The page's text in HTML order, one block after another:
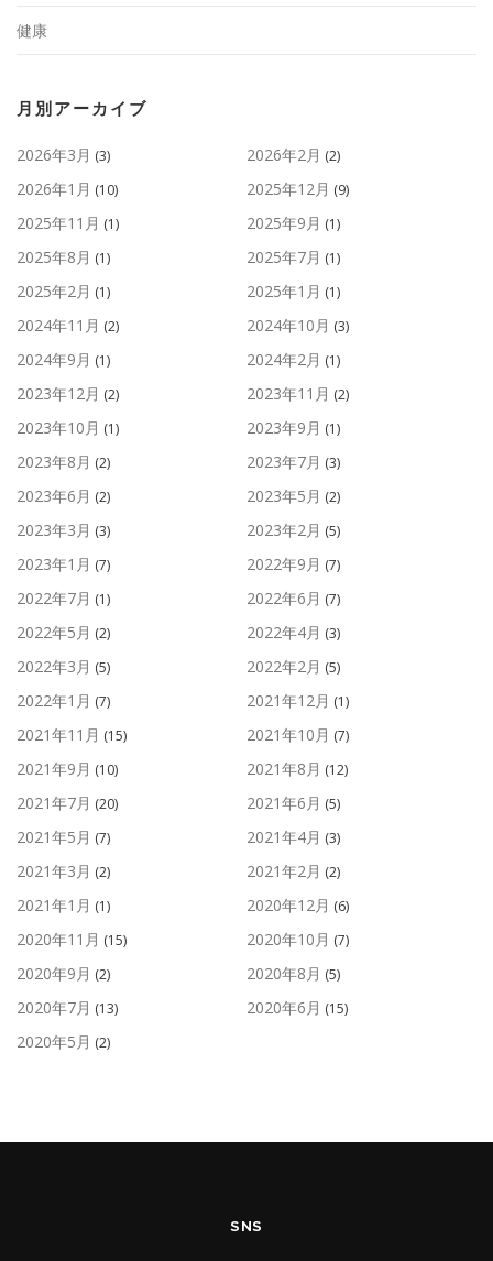
健康
月別アーカイブ
2026年3月 (3) 2026年2月 (2)
2026年1月 (10) 2025年12月 (9)
2025年11月 (1) 2025年9月 (1)
2025年8月 (1) 2025年7月 (1)
2025年2月 (1) 2025年1月 (1)
2024年11月 (2) 2024年10月 (3)
2024年9月 (1) 2024年2月 (1)
2023年12月 (2) 2023年11月 (2)
2023年10月 (1) 2023年9月 (1)
2023年8月 (2) 2023年7月 (3)
2023年6月 (2) 2023年5月 (2)
2023年3月 (3) 2023年2月 (5)
2023年1月 (7) 2022年9月 (7)
2022年7月 (1) 2022年6月 (7)
2022年5月 (2) 2022年4月 (3)
2022年3月 (5) 2022年2月 (5)
2022年1月 (7) 2021年12月 (1)
2021年11月 (15) 2021年10月 (7)
2021年9月 (10) 2021年8月 (12)
2021年7月 (20) 2021年6月 (5)
2021年5月 (7) 2021年4月 (3)
2021年3月 (2) 2021年2月 (2)
2021年1月 (1) 2020年12月 (6)
2020年11月 (15) 2020年10月 (7)
2020年9月 (2) 2020年8月 (5)
2020年7月 (13) 2020年6月 (15)
2020年5月 (2)
SNS